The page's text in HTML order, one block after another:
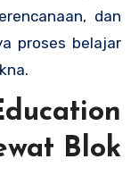
dan
proses belajar
Blok